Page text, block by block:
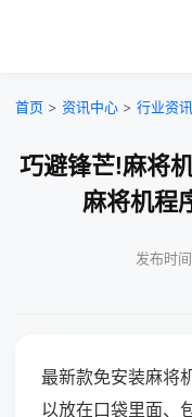
首页 > 资讯中心 > 行业资讯
巧避锋芒!麻将
麻将机程
发布时
最新款免安装麻将
以放在口袋里面、